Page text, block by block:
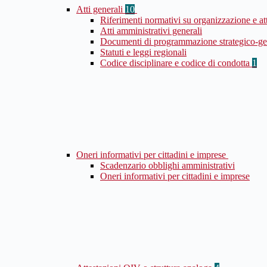
Atti generali 10
Riferimenti normativi su organizzazione e
Atti amministrativi generali
Documenti di programmazione strategico-
Statuti e leggi regionali
Codice disciplinare e codice di condotta 1
Oneri informativi per cittadini e imprese
Scadenzario obblighi amministrativi
Oneri informativi per cittadini e imprese